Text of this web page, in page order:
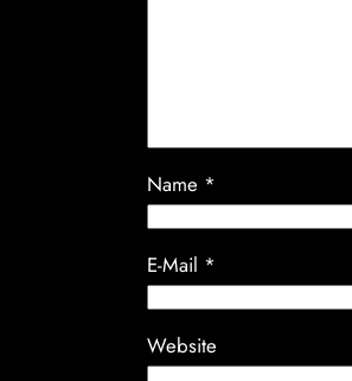
Name *
E-Mail *
Website